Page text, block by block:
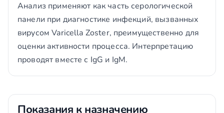
Анализ применяют как часть серологической
панели при диагностике инфекций, вызванных
вирусом Varicella Zoster, преимущественно для
оценки активности процесса. Интерпретацию
проводят вместе с IgG и IgM.
Показания к назначению